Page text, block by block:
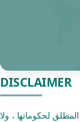
DISCLAIMER
لحكوماتها ، ولا